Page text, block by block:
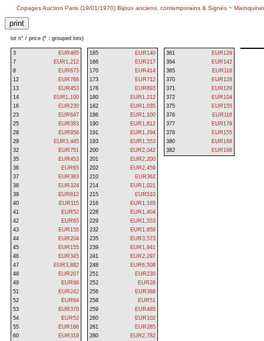
Copages Auction Paris (19/01/1970) Bijoux anciens, contemporains & Signés ~
lot n° / price (* : grouped lots)
3
EUR485
7
EUR1,212
8
EUR673
12
EUR766
13
EUR453
14
EUR1,100
16
EUR230
23
EUR647
25
EUR383
28
EUR958
29
EUR3,445
32
EUR751
35
EUR453
36
EUR65
37
EUR383
38
EUR324
39
EUR612
40
EUR115
41
EUR52
42
EUR65
43
EUR155
44
EUR204
45
EUR155
46
EUR345
47
EUR3,882
48
EUR207
49
EUR89
51
EUR242
52
EUR64
53
EUR370
54
EUR52
55
EUR166
60
EUR319
165
EUR140
166
EUR217
170
EUR414
173
EUR712
178
EUR893
180
EUR1,212
182
EUR1,035
186
EUR1,100
190
EUR1,812
191
EUR1,294
193
EUR1,553
200
EUR2,042
201
EUR2,200
202
EUR2,459
210
EUR362
214
EUR1,021
215
EUR510
216
EUR1,165
228
EUR1,404
229
EUR1,553
232
EUR1,659
235
EUR3,573
239
EUR1,941
241
EUR2,297
248
EUR6,508
251
EUR230
252
EUR26
256
EUR388
258
EUR51
259
EUR485
260
EUR102
261
EUR285
280
EUR2,782
361
EUR129
364
EUR142
365
EUR116
370
EUR128
371
EUR129
372
EUR104
375
EUR155
376
EUR116
377
EUR179
378
EUR155
380
EUR168
382
EUR166